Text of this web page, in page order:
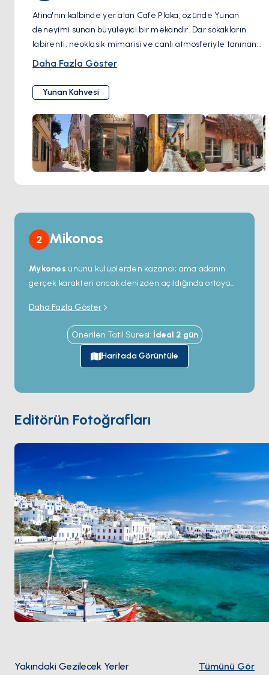
Atina'nın kalbinde yer alan Cafe Plaka, özünde Yunan
deneyimi sunan büyüleyici bir mekandır. Dar sokakların
labirenti, neoklasik mimarisi ve canlı atmosferiyle tanınan
pitoresk Plaka semtinde yer alan bu kafe, hem yerel halkın
kahvesinin aromasıyla Akdeniz mutfağının kokularının
harmanlandığı samimi ambiyansı ile öne çıkıyor. Açık
oturma alanı, insanları izlemek ve Akropolis'in güzel
manzaralarını seyretmek için ideal bir yer sağladığından,
özellikle popülerdir. Café Plaka'nın menüsünde çeşitli
geleneksel Yunan yemekleri ve içecekleri yer alıyor, burası
Yunanistan'ın ünlü olduğu sıcak misafirperverliğinin tadını
çıkarırken otantik lezzetlerin tadına bakmak için
Daha Fazla Göster
Yunan Kahvesi
2 Mikonos
Mykonos ününü kulüplerden kazandı; ama adanın
gerçek karakteri ancak denizden açıldığında ortaya
Super Paradisegibi beach club'larından alıyor —
burada öğle yemeği rahatlıkla 12 saatlik bir kutlamaya
dönüşebilir; kuzey ise rüzgârlı sessiz koyları ve
günübirlikçilerin asla denk gelmediği meyhaneleriyle
başka bir Mykonos'u barındırıyor. UNESCO arkeolojik
yüzme sularına sahip. Chora'ya döndüğünüzde
Nammos 'ta yemek yiyebilir veya
teraslarından yel değirmenlerinin üstüne düşen gün
batımını izleyebilirsiniz. Sezon
Mayıs ile Ekimarası
açık; Haziran ve Eylül sıcak ama Ağustos
Daha Fazla Göster
Önerilen Tatil Süresi: İdeal 2 gün
Haritada Görüntüle
Editörün Fotoğrafları
Yakındaki Gezilecek Yerler Tümünü Gör